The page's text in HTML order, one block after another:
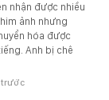
nhận được nhiều
ảnh nhưng
hóa được
Anh bị chê
trước